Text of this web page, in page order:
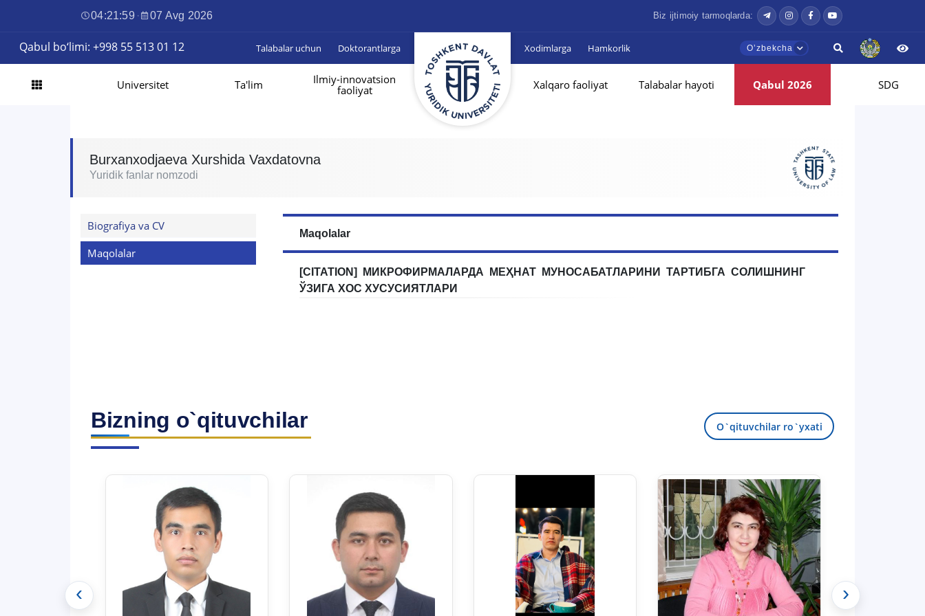
04:22:00 · 07 Avg 2026 Biz ijtimoiy tarmoqlarda:
Qabul bo‘limi: +998 55 513 01 12 Talabalar uchun Doktorantlarga Xodimlarga Hamkorlik Oʼzbekcha
Universitet Ta'lim
Ilmiy-innovatsion
faoliyat
Xalqaro faoliyat Talabalar hayoti Qabul 2026 SDG
Burxanxodjaeva Xurshida Vaxdatovna
Yuridik fanlar nomzodi
Biografiya va CV
Maqolalar
Maqolalar
[CITATION] МИКРОФИРМАЛАРДА МЕҲНАТ МУНОСАБАТЛАРИНИ ТАРТИБГА СОЛИШНИНГ
ЎЗИГА ХОС ХУСУСИЯТЛАРИ
Bizning o`qituvchilar O`qituvchilar ro`yxati
‹ ›